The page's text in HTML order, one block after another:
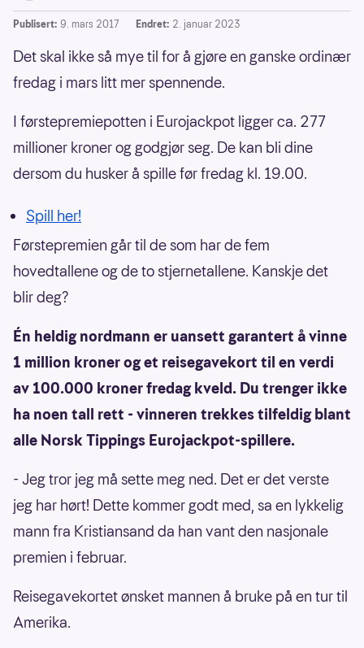
Publisert: 9. mars 2017 Endret: 2. januar 2023
Det skal ikke så mye til for å gjøre en ganske ordinær
fredag i mars litt mer spennende.
I førstepremiepotten i Eurojackpot ligger ca. 277
millioner kroner og godgjør seg. De kan bli dine
dersom du husker å spille før fredag kl. 19.00.
Spill her!
Førstepremien går til de som har de fem
hovedtallene og de to stjernetallene. Kanskje det
blir deg?
Én heldig nordmann er uansett garantert å vinne
1 million kroner og et reisegavekort til en verdi
av 100.000 kroner fredag kveld. Du trenger ikke
ha noen tall rett - vinneren trekkes tilfeldig blant
alle Norsk Tippings Eurojackpot-spillere.
- Jeg tror jeg må sette meg ned. Det er det verste
jeg har hørt! Dette kommer godt med, sa en lykkelig
mann fra Kristiansand da han vant den nasjonale
premien i februar.
Reisegavekortet ønsket mannen å bruke på en tur til
Amerika.